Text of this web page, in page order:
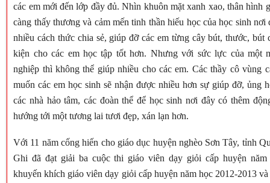
các em mới đến lớp đầy đủ. Nhìn khuôn mặt xanh xao, thân hình
càng thấy thương và cảm mến tinh thần hiếu học của học sinh
nhiều cách thức chia sẻ, giúp đỡ các em từng cây bút, thước,
kiện cho các em học tập tốt hơn. Nhưng với sức lực của một
nghiệp thì không thể giúp nhiều cho các em. Các thầy cô vùng
muốn các em học sinh sẽ nhận được nhiều hơn sự giúp đỡ, ủng
các nhà hảo tâm, các đoàn thể để học sinh nơi đây có thêm
hướng tới một tương lai tươi đẹp, xán lạn hơn.
Với 11 năm cống hiến cho giáo dục huyện nghèo Sơn Tây, tỉnh
Ghi đã đạt giải ba cuộc thi giáo viên dạy giỏi cấp huyện năm
khuyến khích giáo viên dạy giỏi cấp huyện năm học 2012-2013